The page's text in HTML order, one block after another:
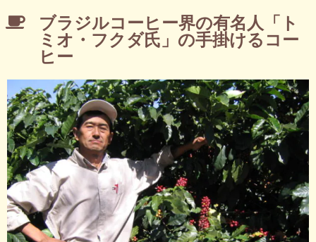
ブラジルコーヒー界の有名人「ト
ミオ・フクダ氏」の手掛けるコー
ヒー